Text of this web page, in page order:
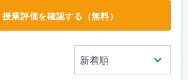
授業評価を確認する（無料）